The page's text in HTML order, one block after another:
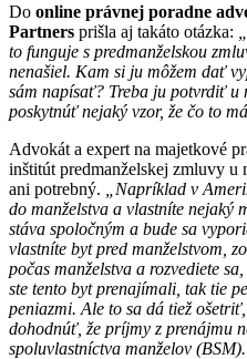
Do online právnej poradne
Partners prišla aj takáto otázka:
to funguje s predmanželskou
nenašiel. Kam si ju môžem dať
sám napísať? Treba ju potvrdiť u
poskytnúť nejaký vzor, že čo to
Advokát a expert na majetkové
inštitút predmanželskej zmluvy u
ani potrebný.
„Napríklad v
do manželstva a vlastníte nejaký
stáva spoločným a bude sa
vlastníte byt pred manželstvom,
počas manželstva a rozvediete
ste tento byt prenajímali, tak tie
peniazmi. Ale to sa dá tiež
dohodnúť, že príjmy z prenájmu
spoluvlastníctva manželov